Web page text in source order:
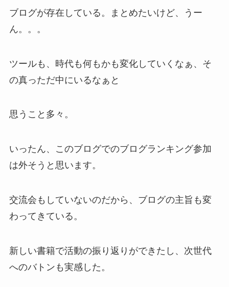
ブログが存在している。まとめたいけど、うー
ん。。。
ツールも、時代も何もかも変化していくなぁ、そ
の真っただ中にいるなぁと
思うこと多々。
いったん、このブログでのブログランキング参加
は外そうと思います。
交流会もしていないのだから、ブログの主旨も変
わってきている。
新しい書籍で活動の振り返りができたし、次世代
へのバトンも実感した。